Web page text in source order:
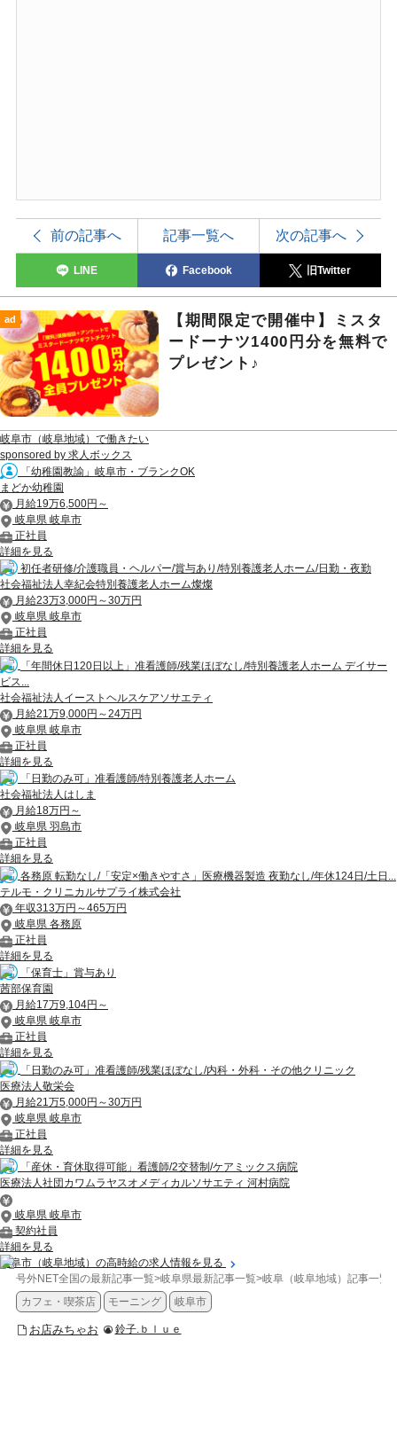
前の記事へ 記事一覧へ 次の記事へ
LINE Facebook 旧Twitter
ad
【期間限定で開催中】ミスタ
ードーナツ1400円分を無料で
プレゼント♪
岐阜市（岐阜地域）で働きたい
sponsored by 求人ボックス
「幼稚園教諭」岐阜市・ブランクOK
まどか幼稚園
月給19万6,500円～
岐阜県 岐阜市
正社員
詳細を見る
初任者研修/介護職員・ヘルパー/賞与あり/特別養護老人ホーム/日勤・夜勤
社会福祉法人幸紀会特別養護老人ホーム燦燦
月給23万3,000円～30万円
岐阜県 岐阜市
正社員
詳細を見る
「年間休日120日以上」准看護師/残業ほぼなし/特別養護老人ホーム デイサー
ビス...
社会福祉法人イーストヘルスケアソサエティ
月給21万9,000円～24万円
岐阜県 岐阜市
正社員
詳細を見る
「日勤のみ可」准看護師/特別養護老人ホーム
社会福祉法人はしま
月給18万円～
岐阜県 羽島市
正社員
詳細を見る
各務原 転勤なし/「安定×働きやすさ」医療機器製造 夜勤なし/年休124日/土日...
テルモ・クリニカルサプライ株式会社
年収313万円～465万円
岐阜県 各務原
正社員
詳細を見る
「保育士」賞与あり
茜部保育園
月給17万9,104円～
岐阜県 岐阜市
正社員
詳細を見る
「日勤のみ可」准看護師/残業ほぼなし/内科・外科・その他クリニック
医療法人敬栄会
月給21万5,000円～30万円
岐阜県 岐阜市
正社員
詳細を見る
「産休・育休取得可能」看護師/2交替制/ケアミックス病院
医療法人社団カワムラヤスオメディカルソサエティ 河村病院
岐阜県 岐阜市
契約社員
詳細を見る
岐阜市（岐阜地域）の高時給の求人情報を見る
号外NET全国の最新記事一覧>岐阜県最新記事一覧>岐阜（岐阜地域）記事一覧
カフェ・喫茶店
モーニング 岐阜市
お店みちゃお 鈴子.ｂｌｕｅ